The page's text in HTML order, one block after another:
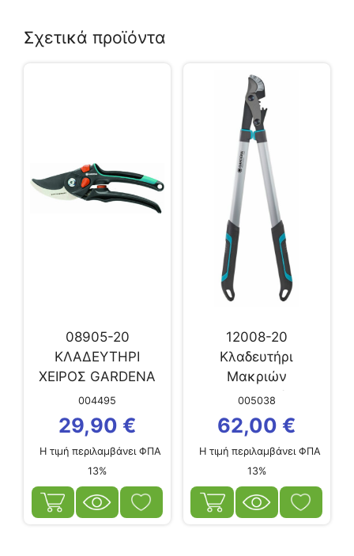
Σχετικά προϊόντα
08905-20
ΚΛΑΔΕΥΤΗΡΙ
ΧΕΙΡΟΣ GARDENA
B/S-XL
004495
29,90 €
Η τιμή περιλαμβάνει ΦΠΑ
13%
12008-20
Κλαδευτήρι
Μακριών
Χειρολαβών
Gardena EnergyCut
750 A
005038
62,00 €
Η τιμή περιλαμβάνει ΦΠΑ
13%